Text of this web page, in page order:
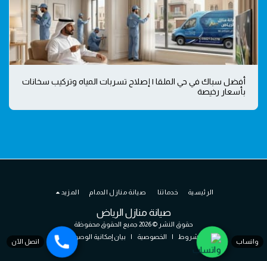
أفضل سباك في حي الملقا | إصلاح تسربات المياه وتركيب سخانات
بأسعار رخيصة
صيانة منازل الرياض
حقوق النشر © 2026 جميع الحقوق محفوظة
الشروط
| الخصوصية | بيان إمكانية الوصول
الرئيسية خدماتنا صيانة منازل الدمام المزيد
واتساب اتصل الآن